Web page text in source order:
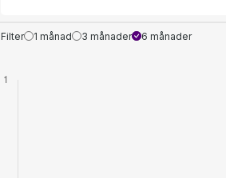
Filter 1 månad 3 månader 6 månader